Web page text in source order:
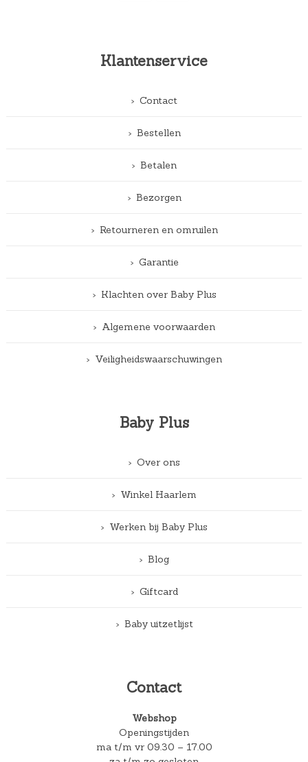
Klantenservice
Contact
Bestellen
Betalen
Bezorgen
Retourneren en omruilen
Garantie
Klachten over Baby Plus
Algemene voorwaarden
Veiligheidswaarschuwingen
Baby Plus
Over ons
Winkel Haarlem
Werken bij Baby Plus
Blog
Giftcard
Baby uitzetlijst
Contact
Webshop
Openingstijden
ma t/m vr 09.30 – 17.00